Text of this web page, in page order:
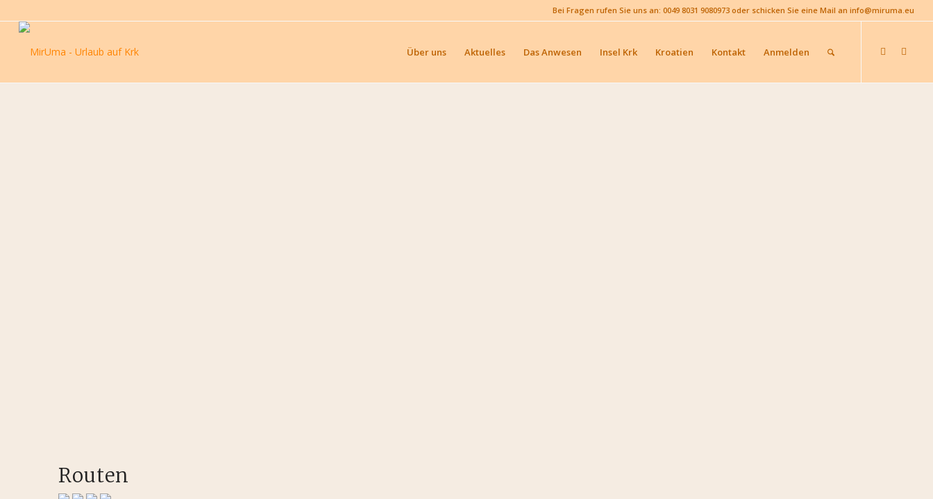
Bei Fragen rufen Sie uns an: 0049 8031 9080973 oder schicken Sie eine Mail an info@miruma.eu
Über uns Aktuelles Das Anwesen Insel Krk Kroatien Kontakt Anmelden
Routen